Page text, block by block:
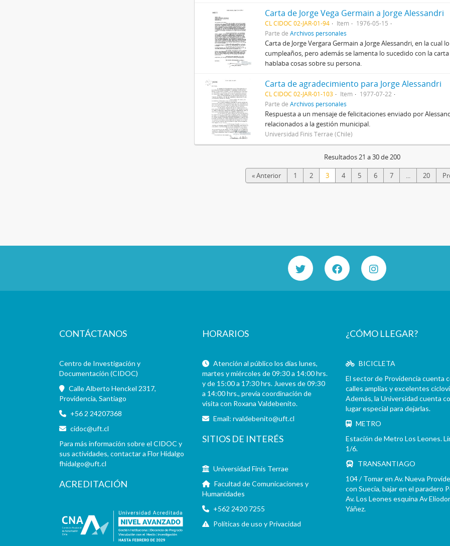
Carta de Jorge Vega Germain a Jorge Alessandri
CL CIDOC 02-JAR-01-94 Item
1976-05-15
Parte de Archivos personales
Carta de Jorge Vergara Germain a Jorge Alessandri, en la cual
cumpleaños, pero además se lamenta lo sucedido con la
hablaba cosas sobre su persona.
Carta de agradecimiento para Jorge Alessandri
CL CIDOC 02-JAR-01-103 Item
1977-07-22
Parte de Archivos personales
Respuesta a un mensaje de felicitaciones enviado por
relacionados a la gestión municipal.
Universidad Finis Terrae (Chile)
Resultados 21 a 30 de 200
« Anterior 1 2 3 4 5 6 7 ... 20
CONTÁCTANOS
Centro de Investigación y
Documentación (CIDOC)
Calle Alberto Henckel 2317,
Providencia, Santiago
+56 2 24207368
cidoc@uft.cl
Para más información sobre el CIDOC y
sus actividades, contactar a Flor Hidalgo
fhidalgo@uft.cl
ACREDITACIÓN
HORARIOS
Atención al público los días lunes,
martes y miércoles de 09:30 a 14:00 hrs.
y de 15:00 a 17:30 hrs. Jueves de 09:30
a 14:00 hrs., previa coordinación de
visita con Roxana Valdebenito.
Email:rvaldebenito@uft.cl
SITIOS DE INTERÉS
Universidad Finis Terrae
Facultad de Comunicaciones y
Humanidades
+562 2420 7255
Políticas de uso y Privacidad
¿CÓMO LLEGAR?
BICICLETA
El sector de Providencia cuenta
calles amplias y excelentes
Además, la Universidad cuenta
lugar especial para dejarlas.
METRO
Estación de Metro Los Leones.
1/6.
TRANSANTIAGO
104 / Tomar en Av. Nueva
con Suecia, bajar en el paradero
Av. Los Leones esquina Av
Yáñez.